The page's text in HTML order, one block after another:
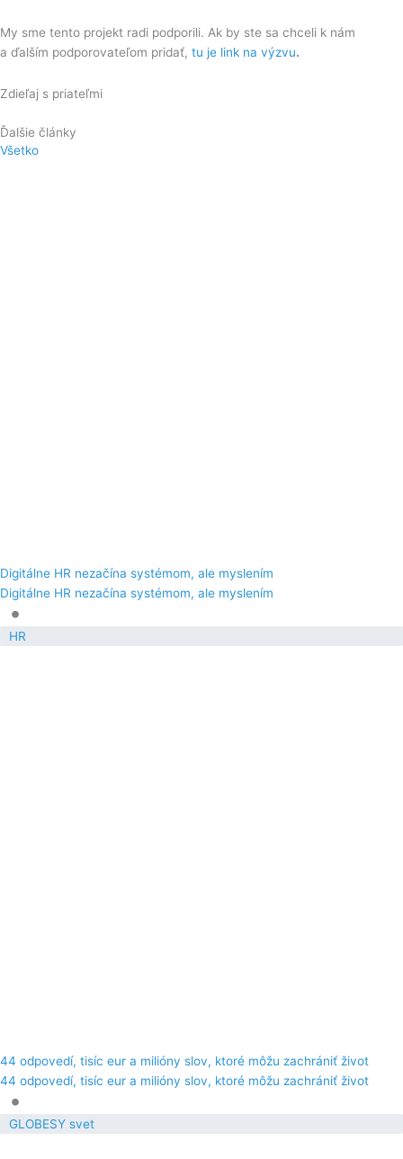
My sme tento projekt radi podporili. Ak by ste sa chceli k nám
a ďalším podporovateľom pridať, tu je link na výzvu.
Zdieľaj s priateľmi
Ďalšie články
Všetko
Digitálne HR nezačína systémom, ale myslením
Digitálne HR nezačína systémom, ale myslením
•
HR
44 odpovedí, tisíc eur a milióny slov, ktoré môžu zachrániť život
44 odpovedí, tisíc eur a milióny slov, ktoré môžu zachrániť život
•
GLOBESY svet